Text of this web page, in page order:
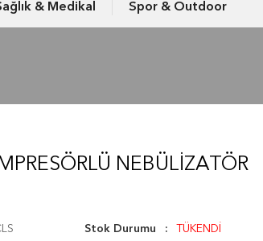
& Medikal Spor & Outdoor
NEBÜLIZATÖR
Stok Durumu TÜKENDİ